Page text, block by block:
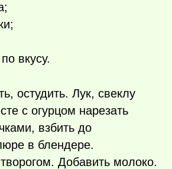
вкусу.
остудить. Лук, свеклу
с огурцом нарезать
взбить до
в блендере.
Добавить молоко.